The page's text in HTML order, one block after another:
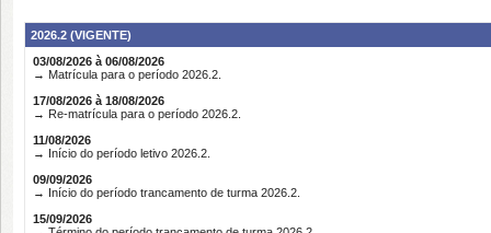
2026.2 (VIGENTE)
03/08/2026 à 06/08/2026
→ Matrícula para o período 2026.2.
17/08/2026 à 18/08/2026
→ Re-matrícula para o período 2026.2.
11/08/2026
→ Início do período letivo 2026.2.
09/09/2026
→ Início do período trancamento de turma 2026.2.
15/09/2026